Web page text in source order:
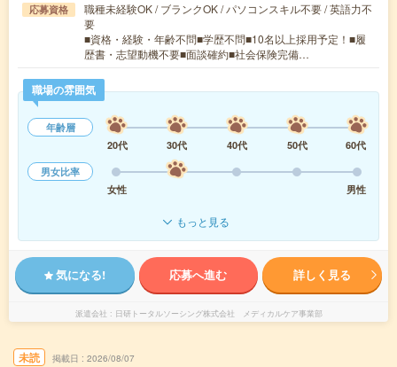
応募資格
職種未経験OK / ブランクOK / パソコンスキル不要 / 英語力不
要
■資格・経験・年齢不問■学歴不問■10名以上採用予定！■履
歴書・志望動機不要■面談確約■社会保険完備…
職場の雰囲気
年齢層
20代
30代 40代 50代
60代
男女比率
女性
男性
もっと見る
気になる! 応募へ進む 詳しく見る
派遣会社 日研トータルソーシング株式会社 メディカルケア事業部
未読 掲載日 2026/08/07